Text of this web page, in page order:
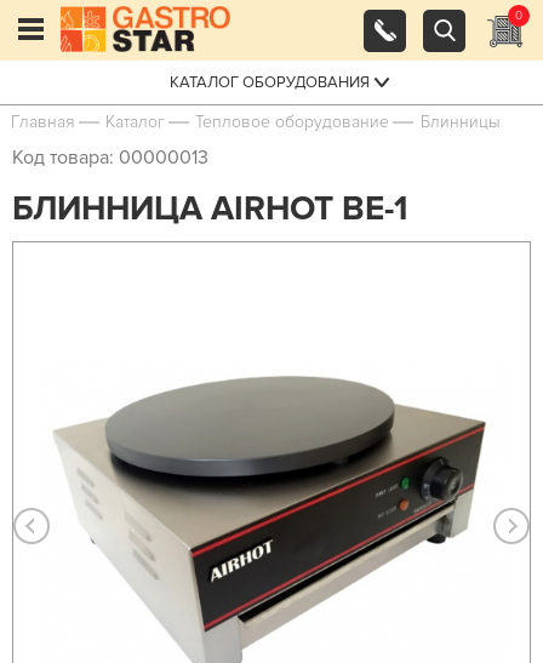
0
КАТАЛОГ ОБОРУДОВАНИЯ
Главная Каталог Тепловое оборудование Блинницы
Код товара: 00000013
БЛИННИЦА AIRHOT BE-1